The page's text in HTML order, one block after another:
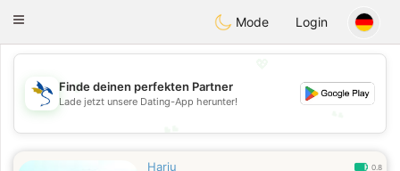
SvenskaDating
Toggle
Mode Login
💖
💕
Finde deinen perfekten Partner
Lade jetzt unsere Dating-App herunter!
Harju 0.8